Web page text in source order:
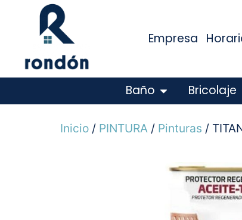
Empresa
Baño Bricolaje
Inicio/ PINTURA/ Pinturas /